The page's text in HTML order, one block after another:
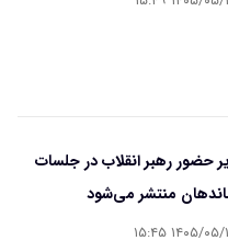
حضور رهبر انقلاب در جلسات
منتشر می‌شود
۰۵/۱۸ ۱۵:۴۵